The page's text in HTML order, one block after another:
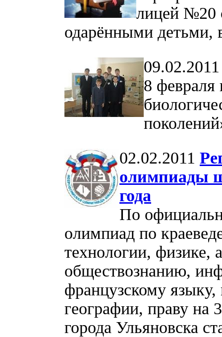
лицей №20
одарёнными детьми,
09.02.2011
8
02.02.2011
олимпиады
года
По
олимпиад по
технологии, физике,
обществознанию,
французскому
географии, праву на
города Ульяновска